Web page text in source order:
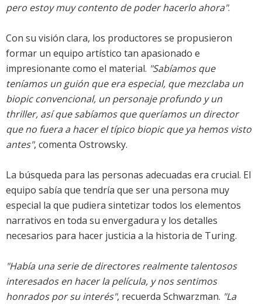
pero estoy muy contento de poder hacerlo ahora".
Con su visión clara, los productores se propusieron
formar un equipo artístico tan apasionado e
impresionante como el material. "Sabíamos que
teníamos un guión que era especial, que mezclaba un
biopic convencional, un personaje profundo y un
thriller, así que sabíamos que queríamos un director
que no fuera a hacer el típico biopic que ya hemos visto
antes", comenta Ostrowsky.
La búsqueda para las personas adecuadas era crucial. El
equipo sabía que tendría que ser una persona muy
especial la que pudiera sintetizar todos los elementos
narrativos en toda su envergadura y los detalles
necesarios para hacer justicia a la historia de Turing.
"Había una serie de directores realmente talentosos
interesados en hacer la película, y nos sentimos
honrados por su interés", recuerda Schwarzman. "La